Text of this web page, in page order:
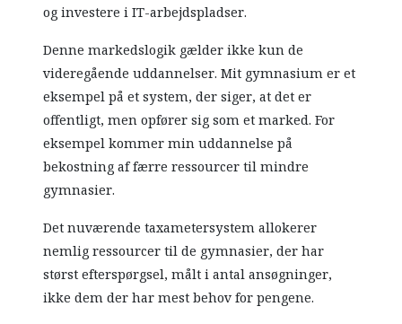
og investere i IT-arbejdspladser.
Denne markedslogik gælder ikke kun de
videregående uddannelser. Mit gymnasium er et
eksempel på et system, der siger, at det er
offentligt, men opfører sig som et marked. For
eksempel kommer min uddannelse på
bekostning af færre ressourcer til mindre
gymnasier.
Det nuværende taxametersystem allokerer
nemlig ressourcer til de gymnasier, der har
størst efterspørgsel, målt i antal ansøgninger,
ikke dem der har mest behov for pengene.